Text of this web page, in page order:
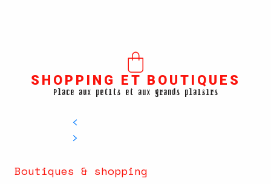
SHOPPING ET BOUTIQUES
Place aux petits et aux grands plaisirs
Boutiques & shopping